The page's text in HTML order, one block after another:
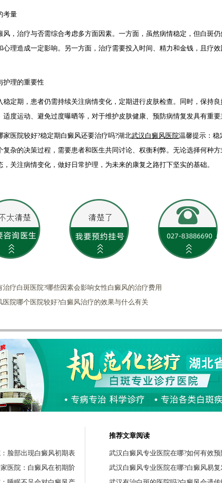
量
治疗与否需综合考虑多方面因素。一方面，虽然病情稳定，但白斑仍
心理造成一定影响。另一方面，治疗需要投入时间、精力和金钱，且疗效
理的重要性
期，患者仍需持续关注病情变化，定期进行皮肤检查。同时，保持良
适度运动、避免过度曝晒等，对于维护皮肤健康、预防病情复发具有重要
医院较好?稳定期白癜风还要治疗吗?湖北武汉白癜风医院温馨提示：稳
复杂的决策过程，需要患者和医生共同讨论、权衡利弊。无论选择何种
，关注病情变化，做好日常护理，为未来的康复之路打下坚实的基础。
治疗白斑医院?哪些因素会影响女性白癜风的治疗费用
医院哪个医院较好?白癜风治疗的效果与什么有关
脸部出现白癜风初期表
医院：白癜风在初期阶
推荐文章阅读
武汉白癜风专业医院在哪?如何有效预
武汉白癜风专业医院在哪?白癜风易